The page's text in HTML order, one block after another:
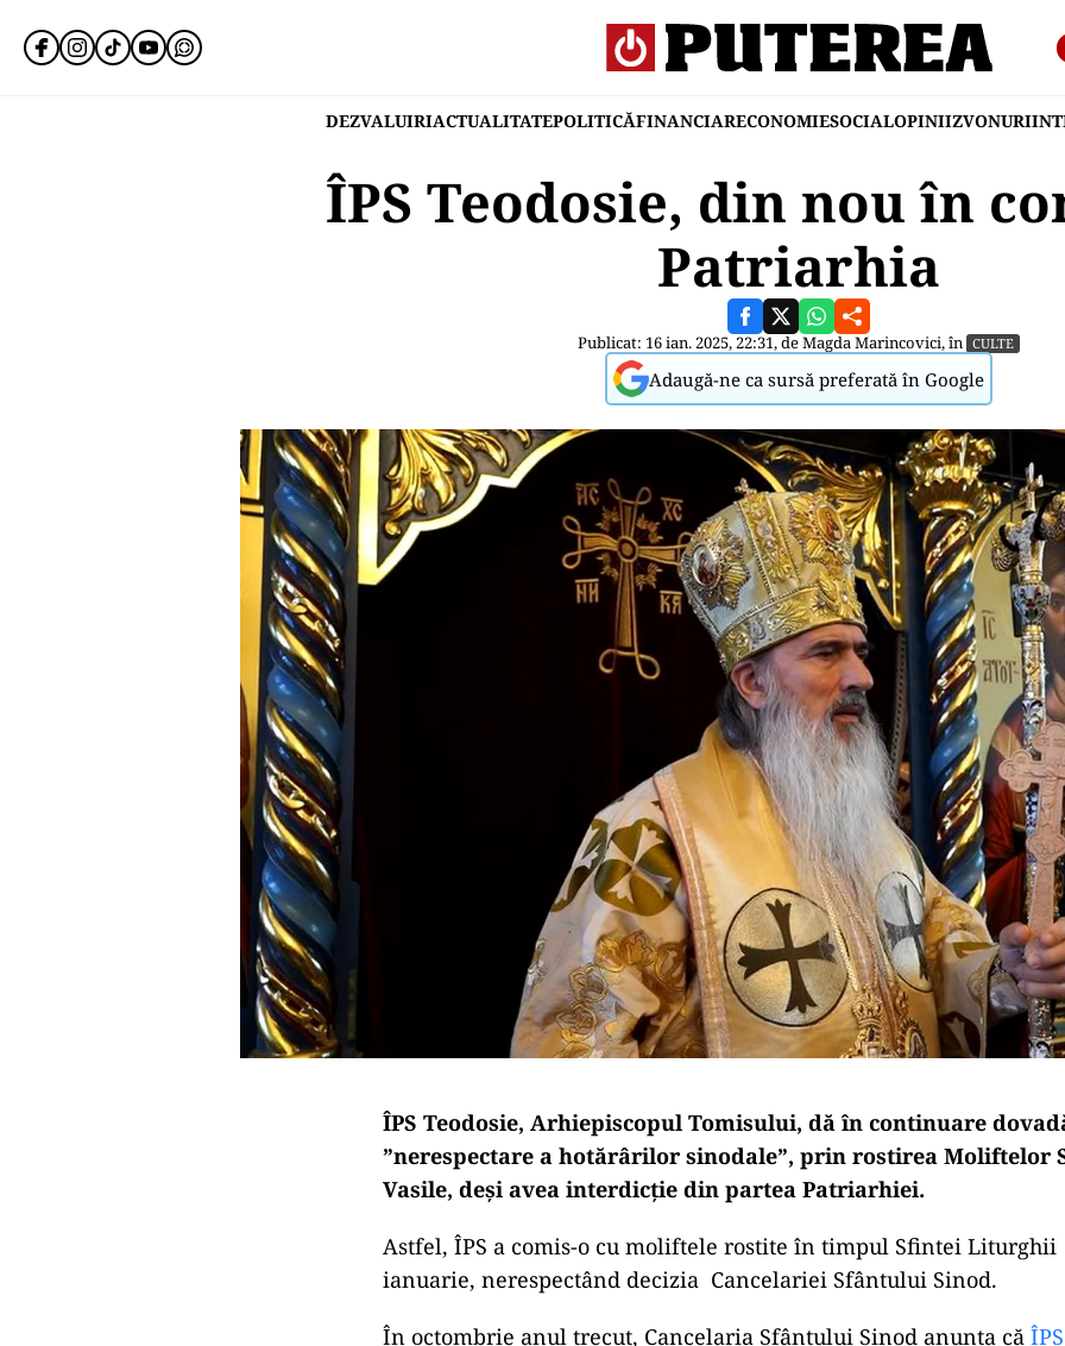
DEZVALUIRIACTUALITATEPOLITICĂFINANCIARECONOMIESOCIALOPINIIZVONURI
ÎPS Teodosie, din nou în
Patriarhia
Publicat: 16 ian. 2025, 22:31, deMagda Marincovici, în CULTE
Adaugă-ne ca sursă preferată în Google
ÎPS Teodosie, Arhiepiscopul Tomisului, dă în continuare
”nerespectare a hotărârilor sinodale”, prin rostirea Moliftelor
Vasile, deși avea interdicție din partea Patriarhiei.
Astfel, ÎPS a comis-o cu moliftele rostite în timpul Sfintei Liturghii
ianuarie, nerespectând decizia Cancelariei Sfântului Sinod.